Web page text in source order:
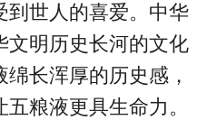
到世人的喜爱。中华
文明历史长河的文化
长浑厚的历史感，
粮液更具生命力。